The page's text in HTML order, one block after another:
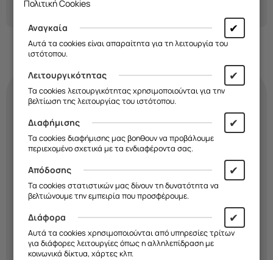
Κάνε τη θήκη σου
τόσο μοναδική όσο κι
Διάλεξε σχέδιο, χρώμα και υλικό και
που
εκφράζει το στιλ σου. Εσύαποφασίζεις
εμείς τηνκατασκευάζουμε!
Πολιτική Cookies
Αναγκαία ✔
Αυτά τα cookies είναι απαραίτητα για τη λειτουργία του
ιστότοπου.
Λειτουργικότητας ✔
Τα cookies λειτουργικότητας χρησιμοποιούνται για την
βελτίωση της λειτουργίας του ιστότοπου.
Διαφήμισης ✔
Τα cookies διαφήμισης μας βοηθουν να προβάλουμε
περιεχομένο σχετικά με τα ενδιαφέροντα σας.
Απόδοσης ✔
Τα cookies στατιστικών μας δίνουν τη δυνατότητα να
βελτιώνουμε την εμπειρία που προσφέρουμε.
Διάφορα ✔
Αυτά τα cookies χρησιμοποιούνται από υπηρεσίες τρίτων
για διάφορες λειτουργίες όπως η αλληλεπίδραση με
κοινωνικά δίκτυα, χάρτες κλπ.